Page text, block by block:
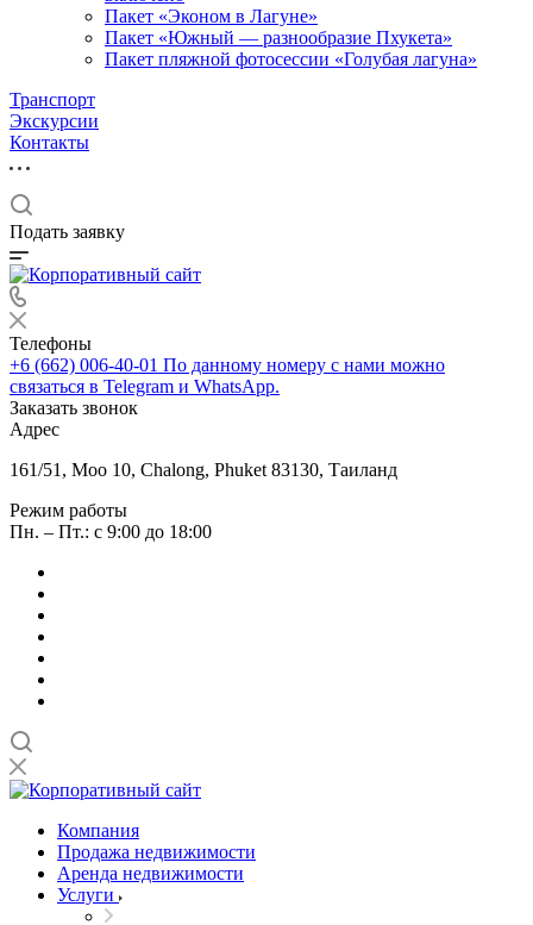
Пакет «Эконом в Лагуне»
Пакет «Южный — разнообразие Пхукета»
Пакет пляжной фотосессии «Голубая лагуна»
Транспорт
Экскурсии
Контакты
Подать заявку
Телефоны
+6 (662) 006-40-01 По данному номеру с нами можно
связаться в Telegram и WhatsApp.
Заказать звонок
Адрес
161/51, Moo 10, Chalong, Phuket 83130, Таиланд
Режим работы
Пн. – Пт.: с 9:00 до 18:00
Компания
Продажа недвижимости
Аренда недвижимости
Услуги